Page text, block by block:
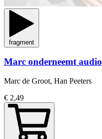
fragment
Marc onderneemt audio
Marc de Groot, Han Peeters
€ 2,49